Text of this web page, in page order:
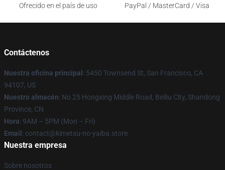
Ofrecido en el país de uso
PayPal / MasterCard / Visa
Contáctenos
Nuestra oficina principal : 5450 Townsend St, San Francisco, CA
94107, US
Nuestro almacén: No 25 Hongxing Middle Road, Beiliu City, Shandong
Province, CN
Hora: 9AM – 5PM (Mon – Fri)
Email : contact@kimetsu-no-yaiba.store
Nuestra empresa
Sobre nosotros